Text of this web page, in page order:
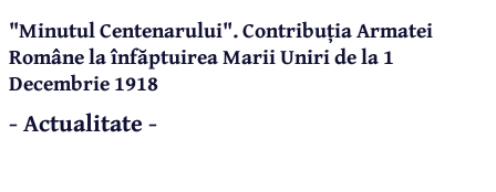
"Minutul Centenarului". Contribuția Armatei
Române la înfăptuirea Marii Uniri de la 1
Decembrie 1918
- Actualitate -